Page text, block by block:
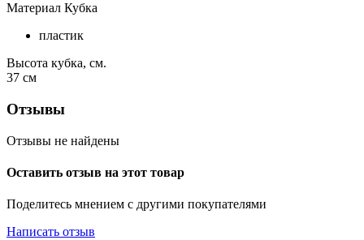
Материал Кубка
пластик
Высота кубка, см.
37 см
Отзывы
Отзывы не найдены
Оставить отзыв на этот товар
Поделитесь мнением с другими покупателями
Написать отзыв